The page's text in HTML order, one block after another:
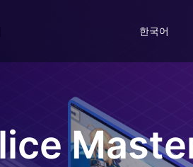
한국어